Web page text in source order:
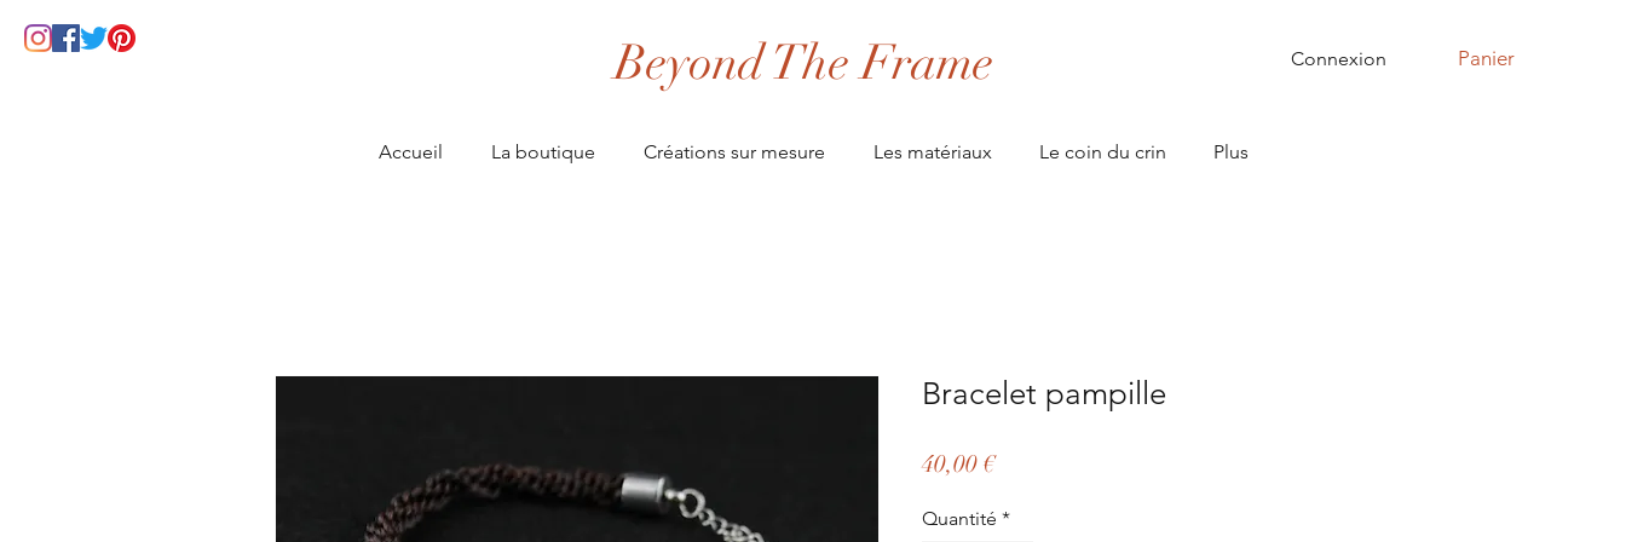
Panier
Connexion
Beyond The Frame
Accueil La boutique Créations sur mesure Les matériaux Le coin du crin Plus
Bracelet pampille
40,00 €Prix
Quantité *